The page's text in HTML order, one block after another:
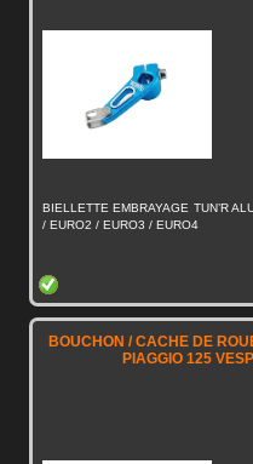
BIELLETTE EMBRAYAGE TUN’R
/ EURO2 / EURO3 / EURO4
BOUCHON / CACHE DE
PIAGGIO 125